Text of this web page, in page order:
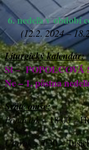
6.nedeľa v období
(12.2. 2024 –
Liturgický kalendár:
St–
Ne – 1. pôstna
Sväté omše:
Pondelok– 18:00 –
Utorok –7:30 –